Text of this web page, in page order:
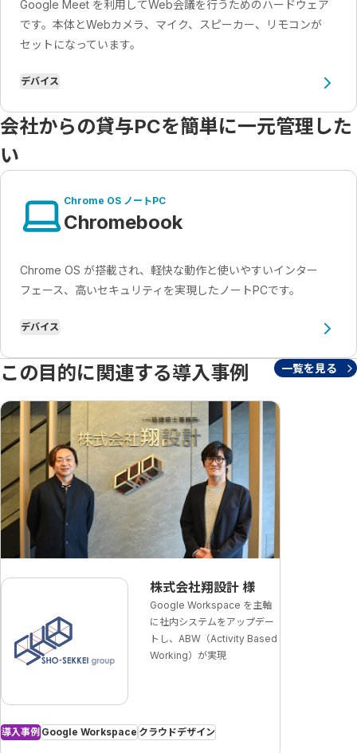
Google Meet を利用してWeb会議を行うためのハードウェア
です。本体とWebカメラ、マイク、スピーカー、リモコンが
セットになっています。
デバイス
会社からの貸与PCを簡単に一元管理した
い
Chrome OS ノートPC
Chromebook
Chrome OS が搭載され、軽快な動作と使いやすいインター
フェース、高いセキュリティを実現したノートPCです。
デバイス
この目的に関連する導入事例 一覧を見る
株式会社翔設計 様
Google Workspace を主軸
に社内システムをアップデー
トし、ABW（Activity Based
Working）が実現
導入事例 Google Workspace クラウドデザイン